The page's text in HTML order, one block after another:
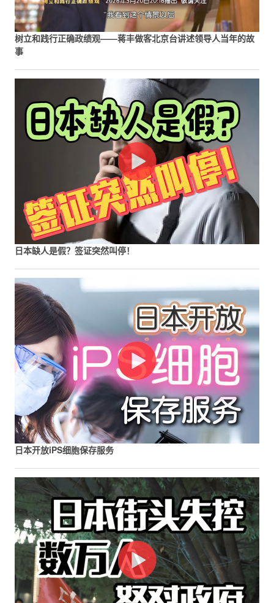
树立和践行正确政绩观——蒋丰做客北京台讲述领导人当年的故
事
日本缺人是假？签证突然叫停！
日本开放iPS细胞保存服务